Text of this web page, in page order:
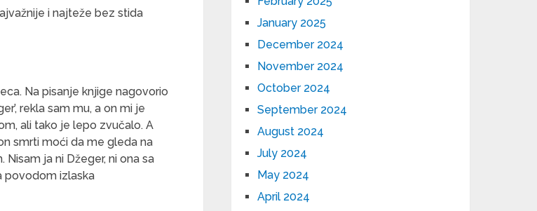
i najteže bez stida
Na pisanje knjige nagovorio
rekla sam mu, a on mi je
ali tako je lepo zvučalo. A
smrti moći da me gleda na
ja ni Džeger, ni ona sa
povodom izlaska
January 2025
December 2024
November 2024
October 2024
September 2024
August 2024
July 2024
May 2024
April 2024